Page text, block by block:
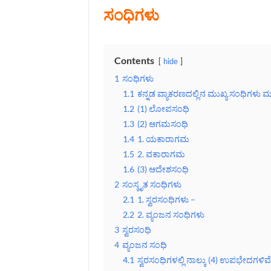
ಸಂಧಿಗಳು
Contents hide
1 ಸಂಧಿಗಳು
1.1 ಕನ್ನಡ ವ್ಯಾಕರಣದಲ್ಲಿನ ಮುಖ್ಯ ಸಂಧಿಗಳು
1.2 (1) ಲೋಪಸಂಧಿ
1.3 (2) ಆಗಮಸಂಧಿ
1.4 1. ಯಕಾರಾಗಮ
1.5 2. ವಕಾರಾಗಮ
1.6 (3) ಆದೇಶಸಂಧಿ
2 ಸಂಸ್ಕೃತ ಸಂಧಿಗಳು
2.1 1. ಸ್ವರಸಂಧಿಗಳು –
2.2 2. ವ್ಯಂಜನ ಸಂಧಿಗಳು
3 ಸ್ವರಸಂಧಿ
4 ವ್ಯಂಜನ ಸಂಧಿ
4.1 ಸ್ವರಸಂಧಿಗಳಲ್ಲಿ ನಾಲ್ಕು (4)